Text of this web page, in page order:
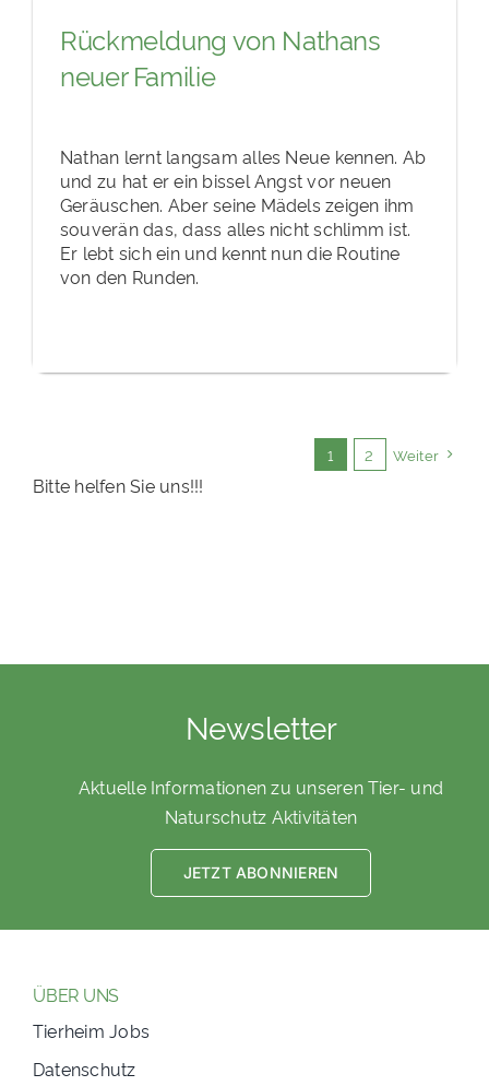
Rückmeldung von Nathans
neuer Familie
Nathan lernt langsam alles Neue kennen. Ab
und zu hat er ein bissel Angst vor neuen
Geräuschen. Aber seine Mädels zeigen ihm
souverän das, dass alles nicht schlimm ist.
Er lebt sich ein und kennt nun die Routine
von den Runden.
1 2 Weiter
Bitte helfen Sie uns!!!
Newsletter
Aktuelle Informationen zu unseren Tier- und
Naturschutz Aktivitäten
JETZT ABONNIEREN
ÜBER UNS
Tierheim Jobs
Datenschutz